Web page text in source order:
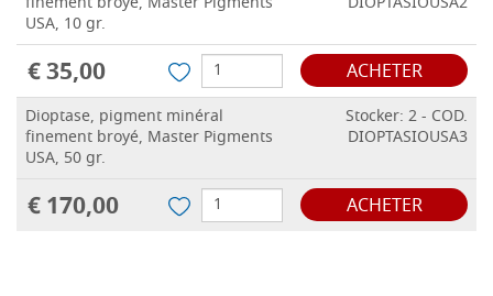
USA, 10 gr.
€ 35,00 ACHETER
Dioptase, pigment minéral
finement broyé, Master Pigments
USA, 50 gr.
Stocker: 2 - COD.
DIOPTASIOUSA3
€ 170,00 ACHETER